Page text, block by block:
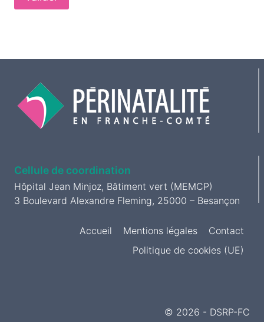
Cellule de coordination
Hôpital Jean Minjoz, Bâtiment vert (MEMCP)
3 Boulevard Alexandre Fleming, 25000 – Besançon
Accueil Mentions légales
Contact
Politique de cookies (UE)
© 2026 - DSRP-FC